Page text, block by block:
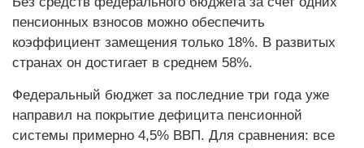
пенсионных взносов можно обеспечить
коэффициент замещения только 18%. В развитых
странах он достигает в среднем 58%.
Федеральный бюджет за последние три года уже
направил на покрытие дефицита пенсионной
системы примерно 4,5% ВВП. Для сравнения: все